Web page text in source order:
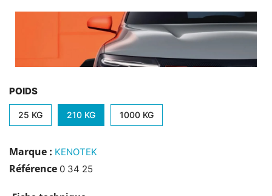
POIDS
25 KG 210 KG 1000 KG
Marque : KENOTEK
Référence 0 34 25